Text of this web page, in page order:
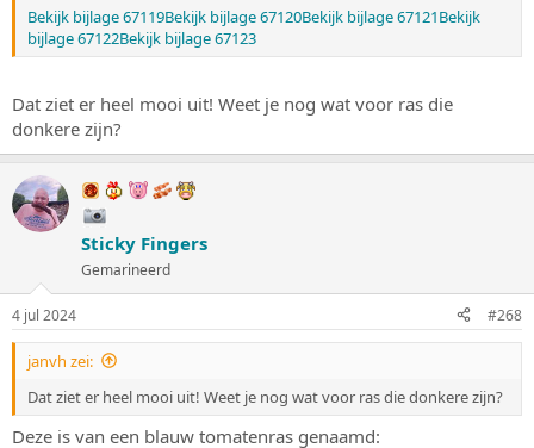
Bekijk bijlage 67119Bekijk bijlage 67120Bekijk bijlage 67121Bekijk
bijlage 67122Bekijk bijlage 67123
Dat ziet er heel mooi uit! Weet je nog wat voor ras die
donkere zijn?
Sticky Fingers
Gemarineerd
4 jul 2024 #268
janvh zei:
Dat ziet er heel mooi uit! Weet je nog wat voor ras die donkere zijn?
Deze is van een blauw tomatenras genaamd: